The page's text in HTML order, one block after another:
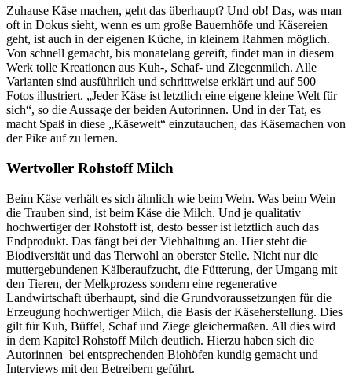
Zuhause Käse machen, geht das überhaupt? Und ob! Das, was man
oft in Dokus sieht, wenn es um große Bauernhöfe und Käsereien
geht, ist auch in der eigenen Küche, in kleinem Rahmen möglich.
Von schnell gemacht, bis monatelang gereift, findet man in diesem
Werk tolle Kreationen aus Kuh-, Schaf- und Ziegenmilch. Alle
Varianten sind ausführlich und schrittweise erklärt und auf 500
Fotos illustriert. „Jeder Käse ist letztlich eine eigene kleine Welt für
sich“, so die Aussage der beiden Autorinnen. Und in der Tat, es
macht Spaß in diese „Käsewelt“ einzutauchen, das Käsemachen von
der Pike auf zu lernen.
Wertvoller Rohstoff Milch
Beim Käse verhält es sich ähnlich wie beim Wein. Was beim Wein
die Trauben sind, ist beim Käse die Milch. Und je qualitativ
hochwertiger der Rohstoff ist, desto besser ist letztlich auch das
Endprodukt. Das fängt bei der Viehhaltung an. Hier steht die
Biodiversität und das Tierwohl an oberster Stelle. Nicht nur die
muttergebundenen Kälberaufzucht, die Fütterung, der Umgang mit
den Tieren, der Melkprozess sondern eine regenerative
Landwirtschaft überhaupt, sind die Grundvoraussetzungen für die
Erzeugung hochwertiger Milch, die Basis der Käseherstellung. Dies
gilt für Kuh, Büffel, Schaf und Ziege gleichermaßen. All dies wird
in dem Kapitel Rohstoff Milch deutlich. Hierzu haben sich die
Autorinnen bei entsprechenden Biohöfen kundig gemacht und
Interviews mit den Betreibern geführt.